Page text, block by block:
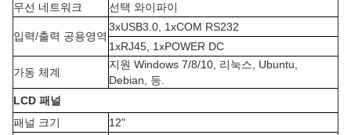
무선 네트워크
선택 와이파이
입력/출력 공용영역
3xUSB3.0, 1xCOM RS232
1xRJ45, 1xPOWER DC
가동 체계
지원 Windows 7/8/10, 리눅스, Ubuntu,
Debian, 등.
LCD 패널
패널 크기
12"